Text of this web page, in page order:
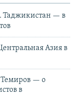
Таджикистан — в
Азия в
Темиров — о
в